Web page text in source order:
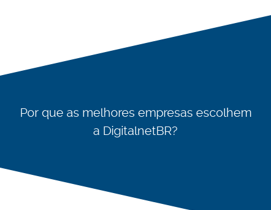
Por que as melhores empresas escolhem
a DigitalnetBR?